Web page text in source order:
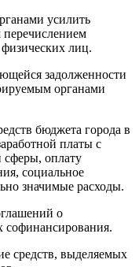
усилить
лиц.
задолженности
органами
бюджета города в
платы с
сферы, оплату
социальное
значимые расходы.
о
софинансирования.
средств, выделяемых